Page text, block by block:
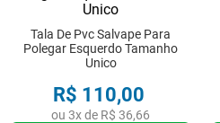
Tala De Pvc Salvape Para
Polegar Esquerdo Tamanho
Unico
R$ 110,00
ou 3x de R$ 36,66